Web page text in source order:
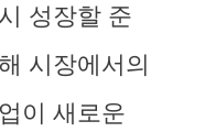
성장할 준
시장에서의
이 새로운